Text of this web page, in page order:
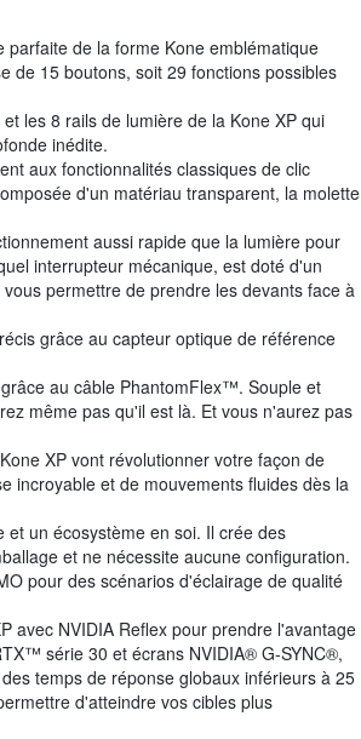
parfaite de la forme Kone emblématique
de 15 boutons, soit 29 fonctions possibles
les 8 rails de lumière de la Kone XP qui
inédite.
aux fonctionnalités classiques de clic
d'un matériau transparent, la molette
aussi rapide que la lumière pour
interrupteur mécanique, est doté d'un
permettre de prendre les devants face à
grâce au capteur optique de référence
au câble PhantomFlex™. Souple et
même pas qu'il est là. Et vous n'aurez pas
XP vont révolutionner votre façon de
incroyable et de mouvements fluides dès la
et un écosystème en soi. Il crée des
et ne nécessite aucune configuration.
pour des scénarios d'éclairage de qualité
avec NVIDIA Reflex pour prendre l'avantage
série 30 et écrans NVIDIA® G-SYNC®,
temps de réponse globaux inférieurs à 25
d'atteindre vos cibles plus